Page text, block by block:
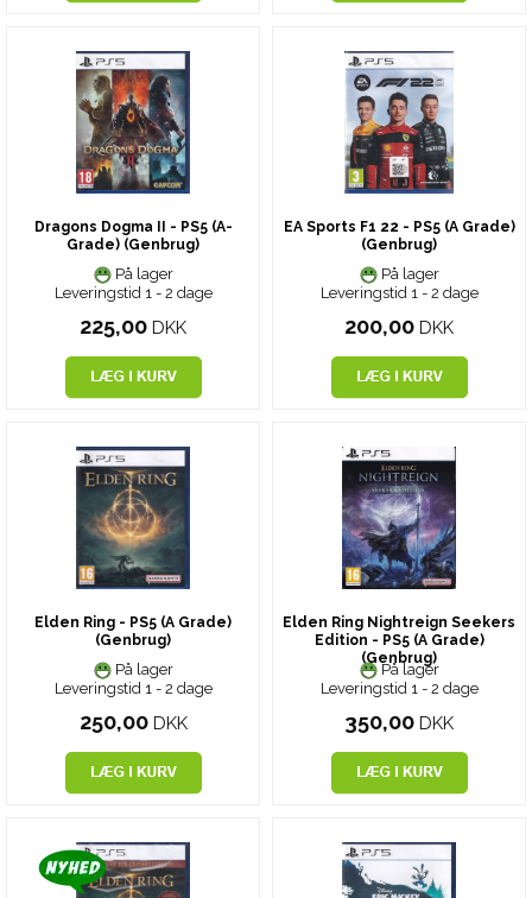
Dragons Dogma II - PS5 (A-
Grade) (Genbrug)
På lager
Leveringstid 1 - 2 dage
225,00 DKK
EA Sports F1 22 - PS5 (A Grade)
(Genbrug)
På lager
Leveringstid 1 - 2 dage
200,00 DKK
Elden Ring - PS5 (A Grade)
(Genbrug)
På lager
Leveringstid 1 - 2 dage
250,00 DKK
Elden Ring Nightreign Seekers
Edition - PS5 (A Grade)
(Genbrug)
På lager
Leveringstid 1 - 2 dage
350,00 DKK